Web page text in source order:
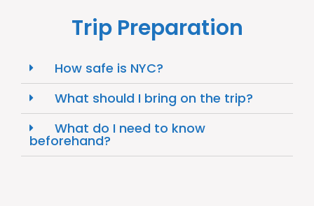
Trip Preparation
How safe is NYC?
What should I bring on the trip?
What do I need to know
beforehand?